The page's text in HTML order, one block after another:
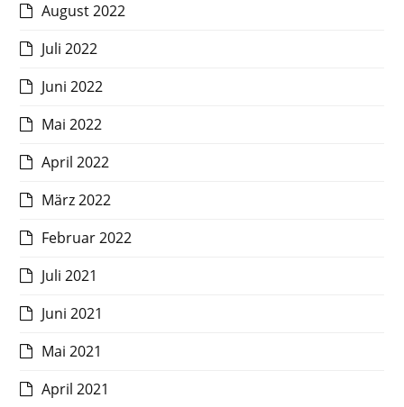
August 2022
Juli 2022
Juni 2022
Mai 2022
April 2022
März 2022
Februar 2022
Juli 2021
Juni 2021
Mai 2021
April 2021